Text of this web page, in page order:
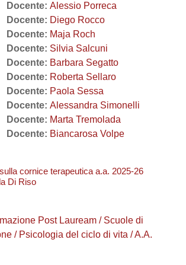
Docente: Alessio Porreca
Docente: Diego Rocco
Docente: Maja Roch
Docente: Silvia Salcuni
Docente: Barbara Segatto
Docente: Roberta Sellaro
Docente: Paola Sessa
Docente: Alessandra Simonelli
Docente: Marta Tremolada
Docente: Biancarosa Volpe
cornice terapeutica a.a. 2025-26
Di Riso
Post Lauream / Scuole di
/ Psicologia del ciclo di vita / A.A.